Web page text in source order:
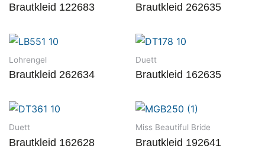
Brautkleid 122683 Brautkleid 262635
Lohrengel
Brautkleid 262634
Duett
Brautkleid 162635
Duett
Brautkleid 162628
Miss Beautiful Bride
Brautkleid 192641